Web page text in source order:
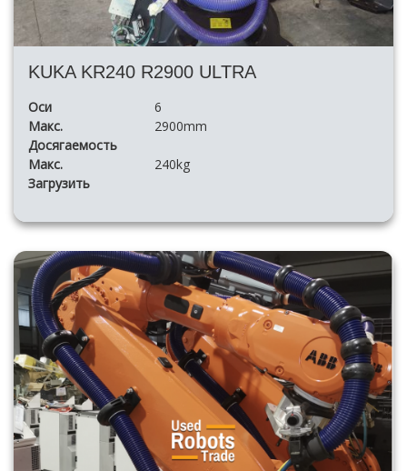
KUKA KR240 R2900 ULTRA
Оси
6
Макс.
Досягаемость
2900mm
Макс.
Загрузить
240kg